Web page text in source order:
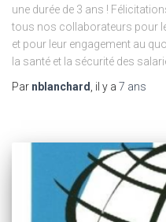
une durée de 3 ans !
tous nos collaborateurs pour
et pour leur engagement au
la santé et la sécurité des
Par nblanchard, il y a 7 ans